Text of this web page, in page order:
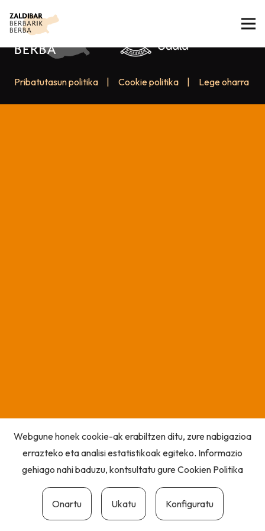
Pribatutasun politika Cookie politika Lege oharra
Webgune honek cookie-ak erabiltzen ditu, zure nabigazioa
errazteko eta analisi estatistikoak egiteko. Informazio
gehiago nahi baduzu, kontsultatu gureCookien Politika
Onartu Ukatu Konfiguratu